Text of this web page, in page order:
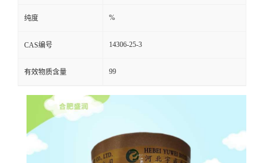
纯度 %
CAS编号 14306-25-3
有效物质含量 99